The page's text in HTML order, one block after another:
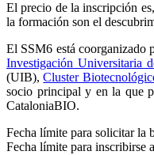
El precio de la inscripción
la formación son el
El SSM6 está coorganizado
Investigación Universitaria
(UIB),Cluster
socio principal y en la que
CataloniaBIO.
Fecha límite para solicitar la
Fecha límite para inscribirse